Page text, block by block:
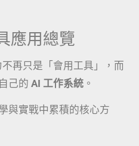
應用總覽
再只是「會用工具」，而
己的 AI 工作系統 。
與實戰中累積的核心方